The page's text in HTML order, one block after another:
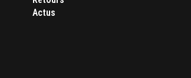
Actus